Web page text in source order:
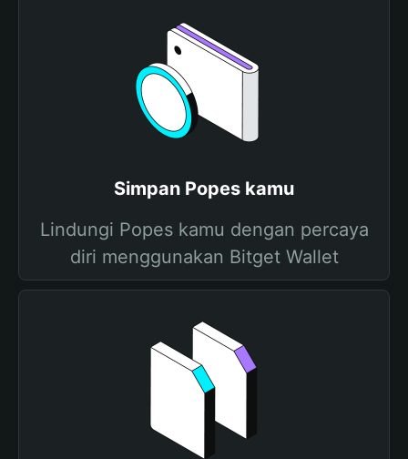
Simpan Popes kamu
Lindungi Popes kamu dengan percaya
diri menggunakan Bitget Wallet